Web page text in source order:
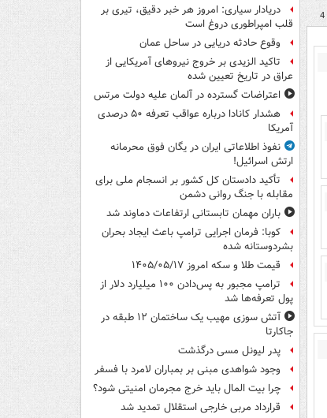
دریادار سیاری: امروز هر خبر دقیق، تیری بر
قلب امپراطوری دروغ است
وقوع حادثه دریایی در ساحل عمان
تاکید الزیدی بر خروج نیروهای آمریکایی از
عراق در تاریخ تعیین شده
اعتراضات گسترده در آلمان علیه دولت مرتس
هشدار کانادا درباره عواقب تعرفه ۵۰ درصدی
آمریکا
نفوذ اطلاعاتی ایران در یگان فوق محرمانه
ارتش اسرائیل!
تأکید دادستان کل کشور بر انسجام ملی برای
مقابله با جنگ روانی دشمن
باران مهمان تابستانی ارتفاعات دماوند شد
کوبا: فرمان اجرایی ترامپ باعث ایجاد بحران
بشردوستانه شده
قیمت طلا و سکه امروز ۱۴۰۵/۰۵/۱۷
ترامپ مجبور به پس‌دادن ۱۰۰ میلیارد دلار از
پول تعرفه‌ها شد
آتش سوزی مهیب یک ساختمان ۱۲ طبقه در
جاکارتا
پدر لیونل مسی درگذشت
وجود شواهدی مبنی بر بمباران لامرد با فسفر
چرا بیت المال باید خرج مجرمان امنیتی شود؟
قرارداد مربی خارجی استقلال تمدید شد